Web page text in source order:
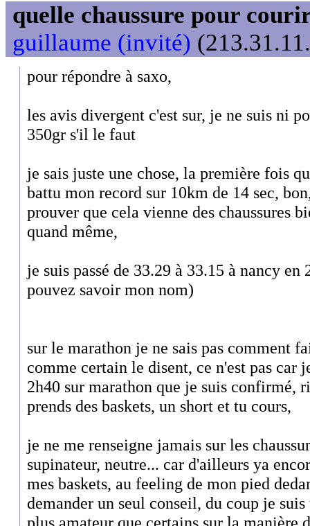
quelle chaussure pour
guillaume (invité)
pour répondre à saxo,
les avis divergent c'est sur, je ne suis ni
350gr s'il le faut
je sais juste une chose, la première fois
battu mon record sur 10km de 14 sec,
prouver que cela vienne des chaussures
quand même,
je suis passé de 33.29 à 33.15 à nancy en
pouvez savoir mon nom)
sur le marathon je ne sais pas comment
comme certain le disent, ce n'est pas car
2h40 sur marathon que je suis confirmé,
prends des baskets, un short et tu cours,
je ne me renseigne jamais sur les
supinateur, neutre... car d'ailleurs ya
mes baskets, au feeling de mon pied
demander un seul conseil, du coup je
plus amateur que certains sur la manière